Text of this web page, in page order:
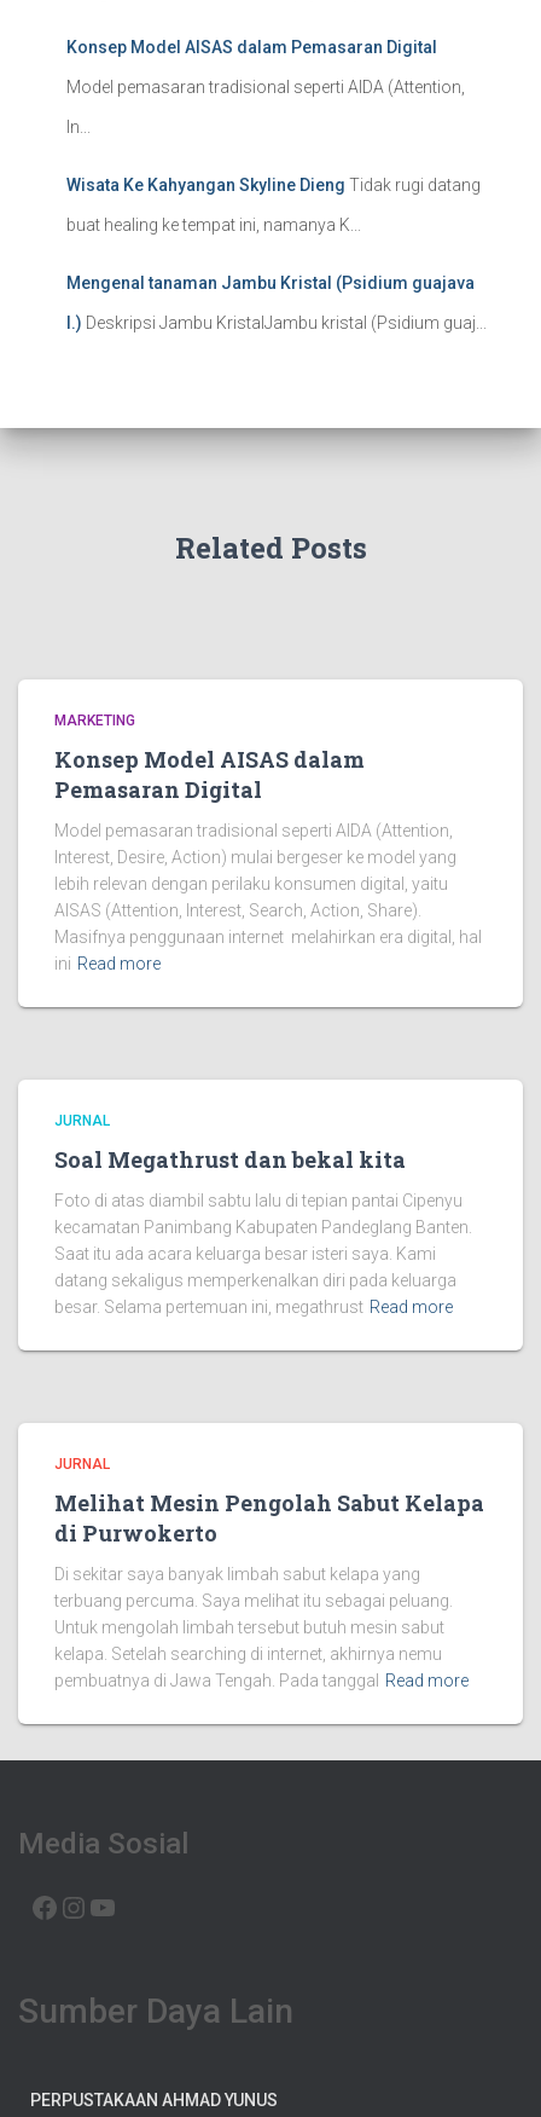
Konsep Model AISAS dalam Pemasaran Digital
Model pemasaran tradisional seperti AIDA (Attention,
In...
Wisata Ke Kahyangan Skyline Dieng Tidak rugi datang
buat healing ke tempat ini, namanya K...
Mengenal tanaman Jambu Kristal (Psidium guajava
l.) Deskripsi Jambu KristalJambu kristal (Psidium guaj...
Related Posts
MARKETING
Konsep Model AISAS dalam
Pemasaran Digital
Model pemasaran tradisional seperti AIDA (Attention,
Interest, Desire, Action) mulai bergeser ke model yang
lebih relevan dengan perilaku konsumen digital, yaitu
AISAS (Attention, Interest, Search, Action, Share).
Masifnya penggunaan internet melahirkan era digital, hal
ini Read more
JURNAL
Soal Megathrust dan bekal kita
Foto di atas diambil sabtu lalu di tepian pantai Cipenyu
kecamatan Panimbang Kabupaten Pandeglang Banten.
Saat itu ada acara keluarga besar isteri saya. Kami
datang sekaligus memperkenalkan diri pada keluarga
besar. Selama pertemuan ini, megathrust Read more
JURNAL
Melihat Mesin Pengolah Sabut Kelapa
di Purwokerto
Di sekitar saya banyak limbah sabut kelapa yang
terbuang percuma. Saya melihat itu sebagai peluang.
Untuk mengolah limbah tersebut butuh mesin sabut
kelapa. Setelah searching di internet, akhirnya nemu
pembuatnya di Jawa Tengah. Pada tanggal
Read more
Media Sosial
FACEBOOK INSTAGRAM
Sumber Daya Lain
PERPUSTAKAAN AHMAD YUNUS